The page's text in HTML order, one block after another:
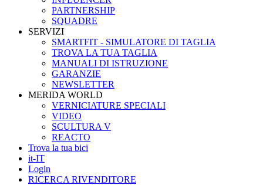
PARTNERSHIP
SQUADRE
SERVIZI
SMARTFIT - SIMULATORE DI TAGLIA
TROVA LA TUA TAGLIA
MANUALI DI ISTRUZIONE
GARANZIE
NEWSLETTER
MERIDA WORLD
VERNICIATURE SPECIALI
VIDEO
SCULTURA V
REACTO
Trova la tua bici
it-IT
Login
RICERCA RIVENDITORE